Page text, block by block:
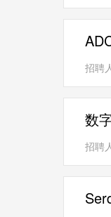
招聘
数
招聘